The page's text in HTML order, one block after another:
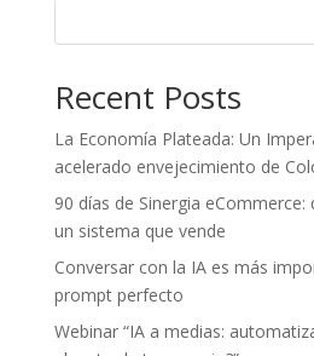
Recent Posts
La Economía Plateada: Un
acelerado envejecimiento de
90 días de Sinergia
un sistema que vende
Conversar con la IA es más
prompt perfecto
Webinar “IA a medias: